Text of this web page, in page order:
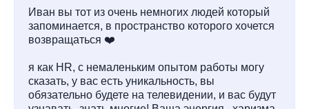
Иван вы тот из очень немногих людей который
запоминается, в пространство которого хочется
возвращаться ❤️
я как HR, с немаленьким опытом работы могу
сказать, у вас есть уникальность, вы
обязательно будете на телевидении, и вас будут